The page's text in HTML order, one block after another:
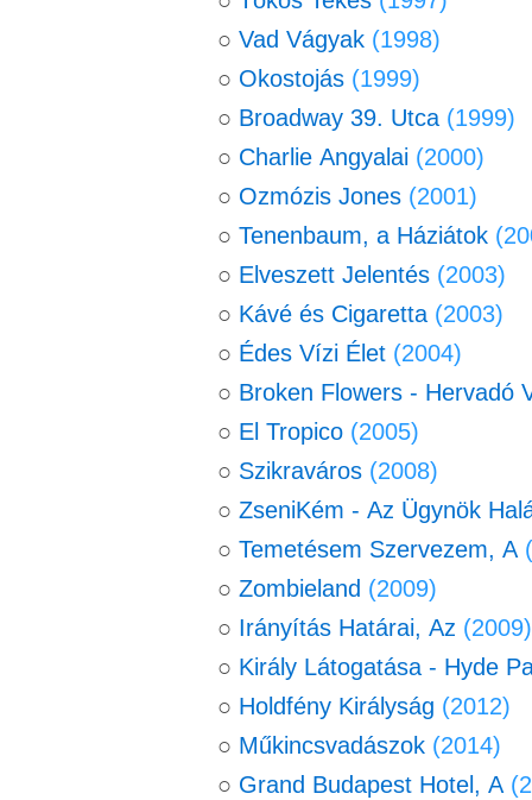
○ Vad Vágyak (1998)
○ Okostojás (1999)
○ Broadway 39. Utca (1999)
○ Charlie Angyalai (2000)
○ Ozmózis Jones (2001)
○ Tenenbaum, a Háziátok
○ Elveszett Jelentés (2003)
○ Kávé és Cigaretta (2003)
○ Édes Vízi Élet (2004)
○ Broken Flowers - Hervadó
○ El Tropico (2005)
○ Szikraváros (2008)
○ ZseniKém - Az Ügynök
○ Temetésem Szervezem, A
○ Zombieland (2009)
○ Irányítás Határai, Az (2009)
○ Király Látogatása - Hyde
○ Holdfény Királyság (2012)
○ Műkincsvadászok (2014)
○ Grand Budapest Hotel, A